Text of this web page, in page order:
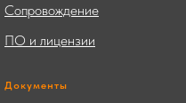
Сопровождение
ПО и лицензии
Документы